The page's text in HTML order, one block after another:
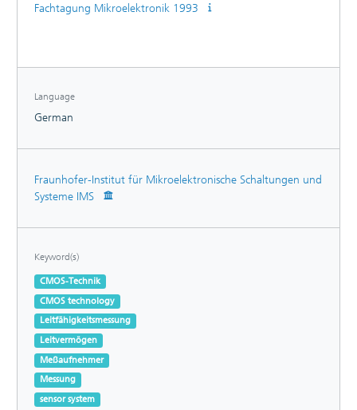
Fachtagung Mikroelektronik 1993
Language
German
Fraunhofer-Institut für Mikroelektronische Schaltungen und
Systeme IMS
Keyword(s)
CMOS-Technik
CMOS technology
Leitfähigkeitsmessung
Leitvermögen
Meßaufnehmer
Messung
sensor system